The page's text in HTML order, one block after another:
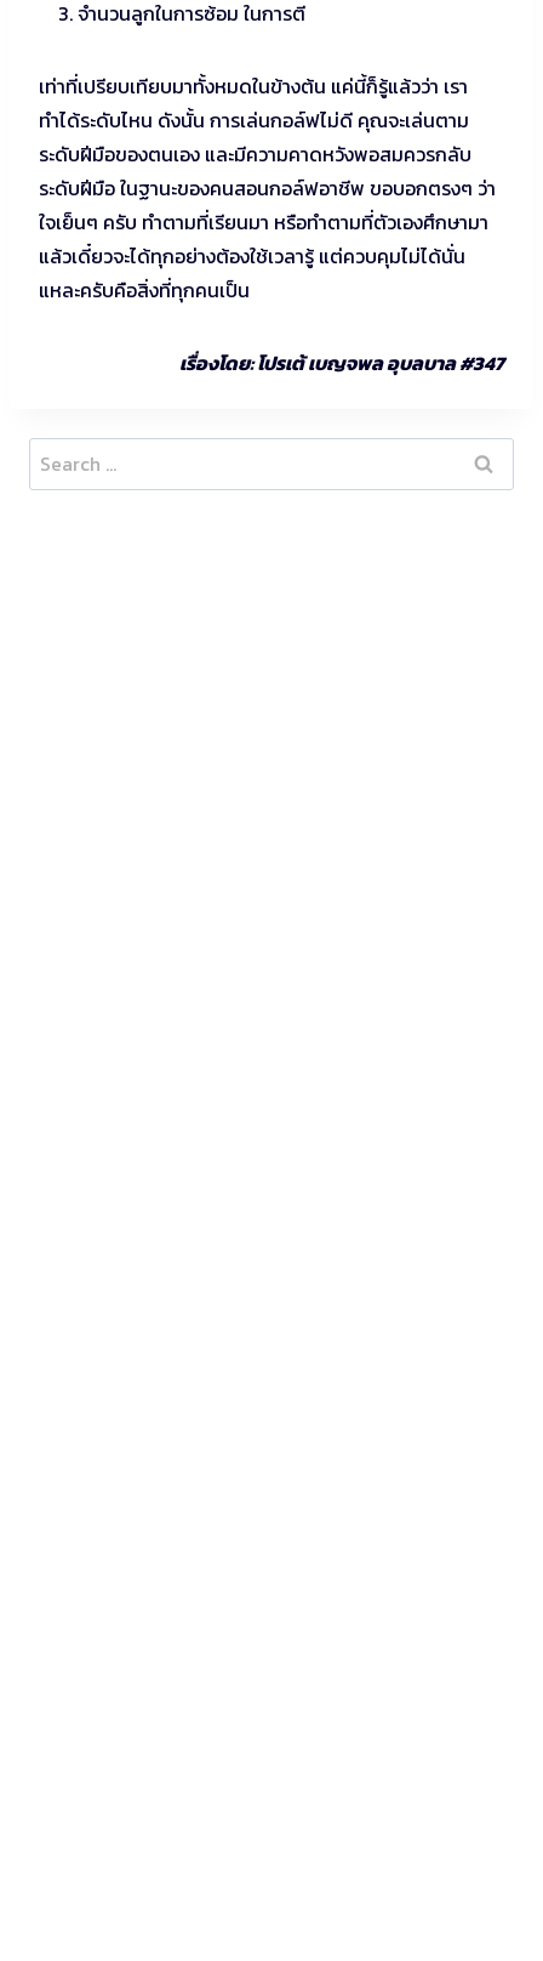
จำนวนลูกในการซ้อม ในการตี
เท่าที่เปรียบเทียบมาทั้งหมดในข้างต้น แค่นี้ก็รู้แล้วว่า เรา
ทำได้ระดับไหน ดังนั้น การเล่นกอล์ฟไม่ดี คุณจะเล่นตาม
ระดับฝีมือของตนเอง และมีความคาดหวังพอสมควรกลับ
ระดับฝีมือ ในฐานะของคนสอนกอล์ฟอาชีพ ขอบอกตรงๆ ว่า
ใจเย็นๆ ครับ ทำตามที่เรียนมา หรือทำตามที่ตัวเองศึกษามา
แล้วเดี๋ยวจะได้ทุกอย่างต้องใช้เวลารู้ แต่ควบคุมไม่ได้นั่น
แหละครับคือสิ่งที่ทุกคนเป็น
เรื่องโดย: โปรเต้ เบญจพล อุบลบาล #347
Search
for: